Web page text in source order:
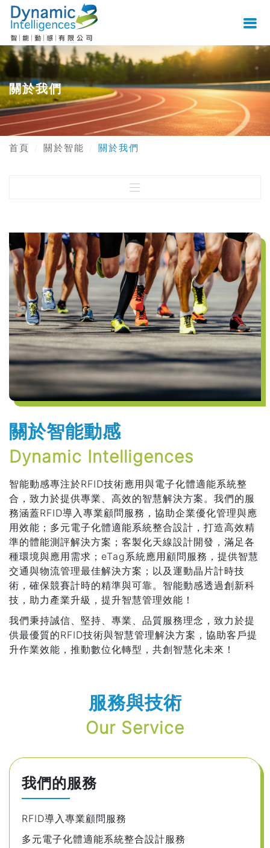
關於我們
首頁 關於智能 關於我們
關於智能動感
Dynamic Intelligences
智能動感專注於RFID技術應用與電子化體適能系統整
合，致力於提供專業、高效的智慧解決方案。我們的服
務涵蓋RFID導入專業顧問服務，協助企業優化管理與應
用效能；多元電子化體適能系統整合設計，打造高效精
準的體能測評解決方案；客製化天線設計開發，滿足各
種環境與應用需求；eTag系統應用顧問服務，提供智慧
交通與物流管理最佳解決方案；以及運動晶片計時技
術，確保競賽計時的精準與可靠。智能動感透過創新科
技，助力產業升級，提升智慧管理效能！
我們秉持誠信、堅持、專業、品質服務理念，致力於提
供最優質的RFID技術與智慧管理解決方案，協助客戶提
升作業效能，推動數位化轉型，共創智慧化未來！
服務與技術
Our Service
我們的服務
RFID導入專業顧問服務
多元電子化體適能系統整合設計服務